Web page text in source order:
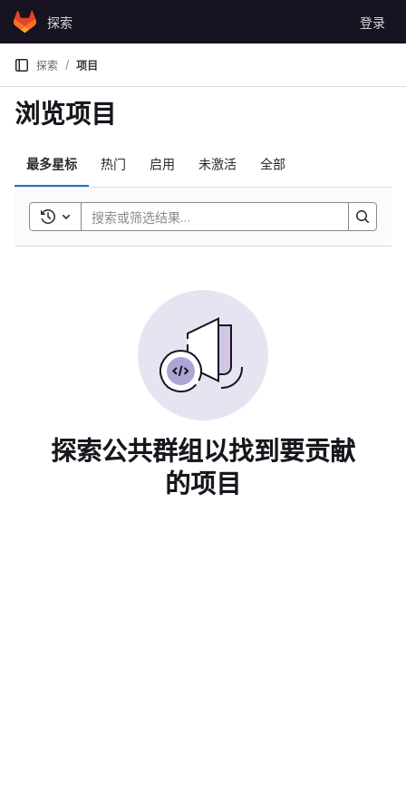
Skip to content
GitLab探索 登录
探索 项目
浏览项目
最多星标 热门 启用 未激活 全部
Toggle search history
探索公共群组以找到要贡献
的项目